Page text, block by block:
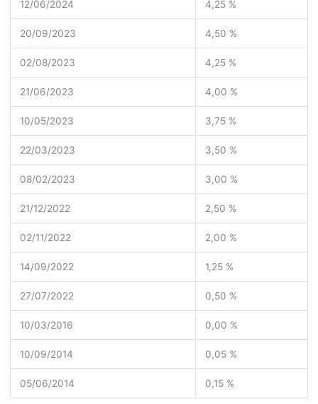
12/06/2024 4,25 %
20/09/2023 4,50 %
02/08/2023 4,25 %
21/06/2023 4,00 %
10/05/2023 3,75 %
22/03/2023 3,50 %
08/02/2023 3,00 %
21/12/2022 2,50 %
02/11/2022 2,00 %
14/09/2022 1,25 %
27/07/2022 0,50 %
10/03/2016 0,00 %
10/09/2014 0,05 %
05/06/2014 0,15 %